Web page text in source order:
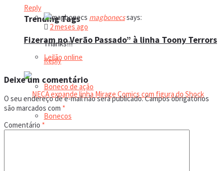
Fizeram no Verão Passado” à linha Toony Terrors
Trending Tags
Leilão online
Boneco de ação
Bonecos
Reply
magbonecssays:
2 meses ago
Thanks!!!
Reply
Deixe um comentário
O seu endereço de e-mail não será publicado.Campos obrigatórios
são marcados com *
Comentário *